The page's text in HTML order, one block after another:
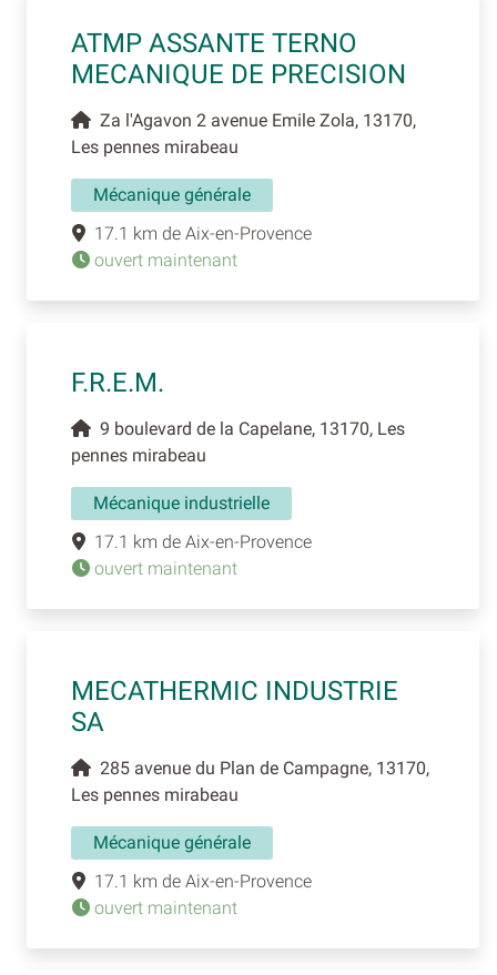
ATMP ASSANTE TERNO
MECANIQUE DE PRECISION
Za l'Agavon 2 avenue Emile Zola, 13170,
Les pennes mirabeau
Mécanique générale
17.1 km de Aix-en-Provence
ouvert maintenant
F.R.E.M.
9 boulevard de la Capelane, 13170, Les
pennes mirabeau
Mécanique industrielle
17.1 km de Aix-en-Provence
ouvert maintenant
MECATHERMIC INDUSTRIE
SA
285 avenue du Plan de Campagne, 13170,
Les pennes mirabeau
Mécanique générale
17.1 km de Aix-en-Provence
ouvert maintenant